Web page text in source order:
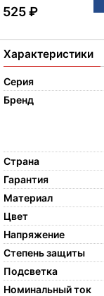
525₽
Характеристики
Серия
Бренд
Страна
Гарантия
Материал
Цвет
Напряжение
Степень защиты
Подсветка
Номинальный ток